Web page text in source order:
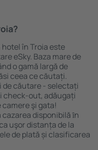
hotel în Troia este
eSky. Baza mare de
o gamă largă de
ceea ce căutați.
căutare - selectați
check-out, adăugați
şi gata!
disponibilă ȋn
uşor distanța de la
de plată și clasificarea